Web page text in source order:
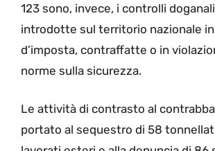
123 sono, invece, i controlli
introdotte sul territorio nazionale
d’imposta, contraffatte o in
norme sulla sicurezza.
Le attività di contrasto al
portato al sequestro di 58